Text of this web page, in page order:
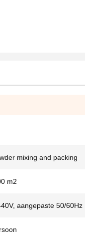
mixing and packing
m2
aangepaste 50/60Hz